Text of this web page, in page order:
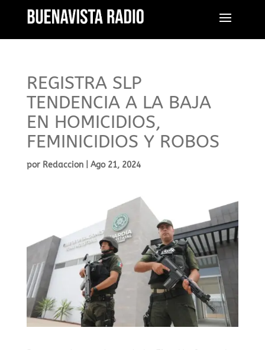
REGISTRA SLP
TENDENCIA A LA BAJA
EN HOMICIDIOS,
FEMINICIDIOS Y ROBOS
por Redaccion| Ago 21, 2024